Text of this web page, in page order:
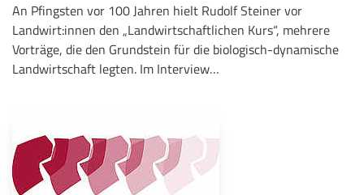
An Pfingsten vor 100 Jahren hielt Rudolf Steiner vor
Landwirt:innen den „Landwirtschaftlichen Kurs“, mehrere
Vorträge, die den Grundstein für die biologisch-dynamische
Landwirtschaft legten. Im Interview…